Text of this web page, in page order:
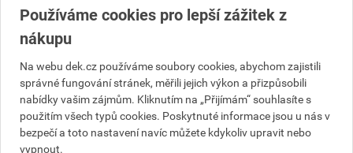
Připravená k přímému použití se systémovou
penetrací weberpas podklad UNI nebo weberpas
podklad S.
Díky modifikovanému silikátovému pojivu má
omítka weberpas extraClean active vlastnosti
blízké silikátové omítce, není však tak citlivá na
klimatické podmínky při zpracování a zrání.
Unikátní receptura omítky weberpas extraClean
Používáme cookies pro lepší zážitek z
nákupu
Na webu dek.cz používáme soubory cookies, abychom zajistili
správné fungování stránek, měřili jejich výkon a přizpůsobili
nabídky vašim zájmům. Kliknutím na „Přijímám“ souhlasíte s
použitím všech typů cookies. Poskytnuté informace jsou u nás v
bezpečí a toto nastavení navíc můžete kdykoliv upravit nebo
vypnout.